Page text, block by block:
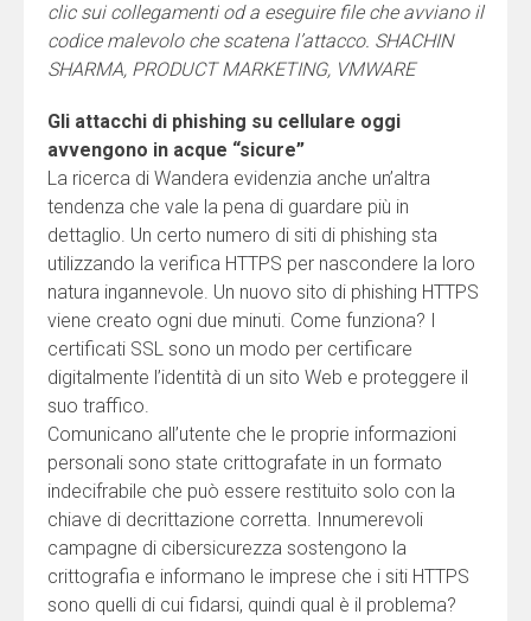
clic sui collegamenti od a eseguire file che avviano il
codice malevolo che scatena l’attacco. SHACHIN
SHARMA, PRODUCT MARKETING, VMWARE
Gli attacchi di phishing su cellulare oggi
avvengono in acque “sicure”
La ricerca di Wandera evidenzia anche un’altra
tendenza che vale la pena di guardare più in
dettaglio. Un certo numero di siti di phishing sta
utilizzando la verifica HTTPS per nascondere la loro
natura ingannevole. Un nuovo sito di phishing HTTPS
viene creato ogni due minuti. Come funziona? I
certificati SSL sono un modo per certificare
digitalmente l’identità di un sito Web e proteggere il
suo traffico.
Comunicano all’utente che le proprie informazioni
personali sono state crittografate in un formato
indecifrabile che può essere restituito solo con la
chiave di decrittazione corretta. Innumerevoli
campagne di cibersicurezza sostengono la
crittografia e informano le imprese che i siti HTTPS
sono quelli di cui fidarsi, quindi qual è il problema?